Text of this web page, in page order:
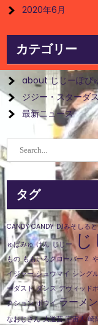
2020年6月
カテゴリー
about じじーぽぴ
ジジー・スターダ
最新ニュース
タグ
CANDY CANDY DJみそしる
ゅぱみゅ けん じじー
もの ももいろクローバーＺ
イジャー シュウマイ シング
ーダスト ダンス デヴィッド
クション ボウイ ラーメン
なおじさん 大道芸 宇宙人 崎